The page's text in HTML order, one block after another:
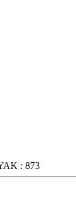
: 873